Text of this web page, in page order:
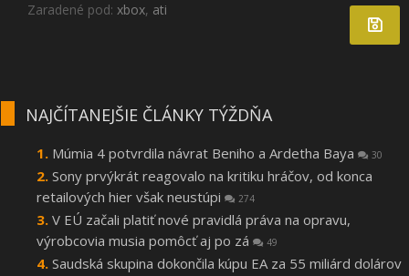
Zaradené pod: xbox, ati
NAJČÍTANEJŠIE ČLÁNKY TÝŽDŇA
Múmia 4 potvrdila návrat Beniho a Ardetha Baya 30
Sony prvýkrát reagovalo na kritiku hráčov, od konca
retailových hier však neustúpi
274
V EÚ začali platiť nové pravidlá práva na opravu,
výrobcovia musia pomôcť aj po zá
49
Saudská skupina dokončila kúpu EA za 55 miliárd dolárov